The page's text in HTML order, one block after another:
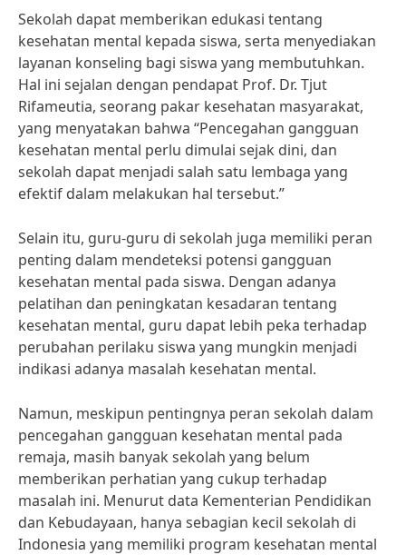
Sekolah dapat memberikan edukasi tentang
kesehatan mental kepada siswa, serta menyediakan
layanan konseling bagi siswa yang membutuhkan.
Hal ini sejalan dengan pendapat Prof. Dr. Tjut
Rifameutia, seorang pakar kesehatan masyarakat,
yang menyatakan bahwa “Pencegahan gangguan
kesehatan mental perlu dimulai sejak dini, dan
sekolah dapat menjadi salah satu lembaga yang
efektif dalam melakukan hal tersebut.”
Selain itu, guru-guru di sekolah juga memiliki peran
penting dalam mendeteksi potensi gangguan
kesehatan mental pada siswa. Dengan adanya
pelatihan dan peningkatan kesadaran tentang
kesehatan mental, guru dapat lebih peka terhadap
perubahan perilaku siswa yang mungkin menjadi
indikasi adanya masalah kesehatan mental.
Namun, meskipun pentingnya peran sekolah dalam
pencegahan gangguan kesehatan mental pada
remaja, masih banyak sekolah yang belum
memberikan perhatian yang cukup terhadap
masalah ini. Menurut data Kementerian Pendidikan
dan Kebudayaan, hanya sebagian kecil sekolah di
Indonesia yang memiliki program kesehatan mental